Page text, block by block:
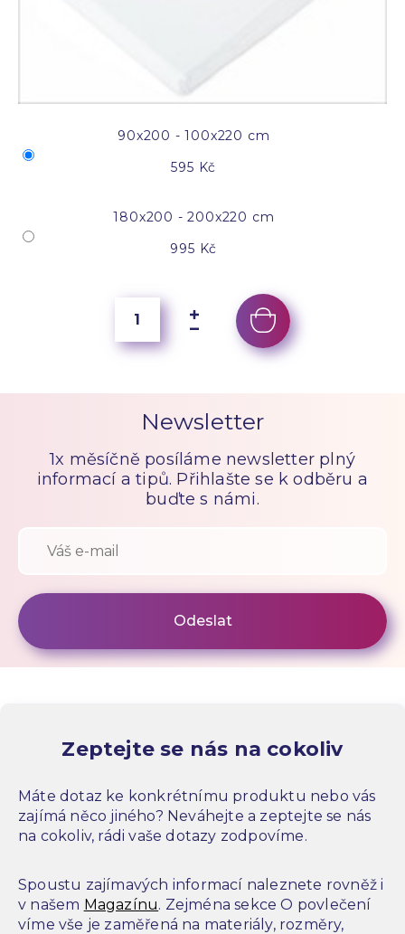
90x200 - 100x220 cm
595 Kč
180x200 - 200x220 cm
995 Kč
Newsletter
1x měsíčně posíláme newsletter plný
informací a tipů. Přihlašte se k odběru a
buďte s námi.
Zeptejte se nás na cokoliv
Máte dotaz ke konkrétnímu produktu nebo vás
zajímá něco jiného? Neváhejte a zeptejte se nás
na cokoliv, rádi vaše dotazy zodpovíme.
Spoustu zajímavých informací naleznete rovněž i
v našem Magazínu. Zejména sekce O povlečení
víme vše je zaměřená na materiály, rozměry,